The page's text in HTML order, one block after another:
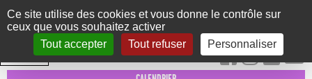
Panneau de gestion des cookies
Ce site utilise des cookies et vous donne le contrôle sur
ceux que vous souhaitez activer
Tout accepter
Tout refuser Personnaliser
Le Marni
CONCERTS DANSE/CIRQUE THÉÂTRE KIDS EXPOS EVENTS
INTRA MUROS